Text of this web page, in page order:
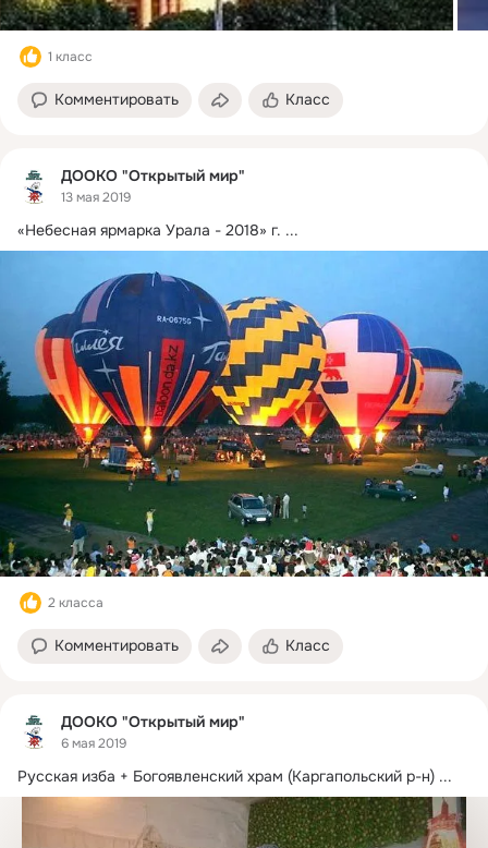
1 класс
Комментировать Класс
ДООКО "Открытый мир"
13 мая 2019
«Небесная ярмарка Урала - 2018» г. ...
2 класса
Комментировать Класс
ДООКО "Открытый мир"
6 мая 2019
Русская изба + Богоявленский храм (Каргапольский р-н) ...